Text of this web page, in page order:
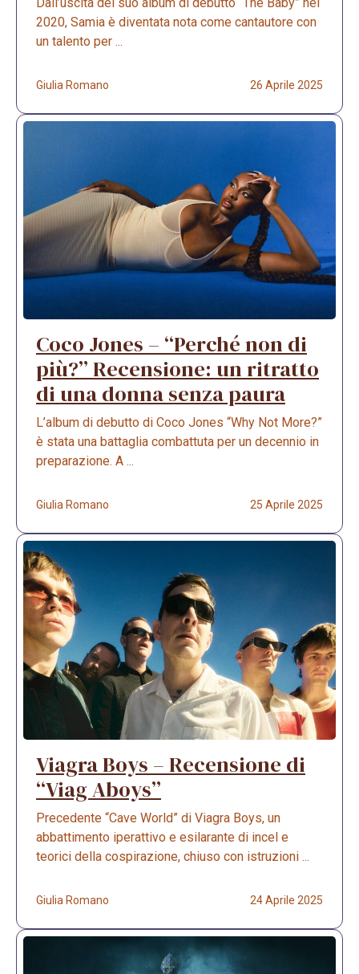
2020, Samia è diventata nota come cantautore con
un talento per ...
Giulia Romano 26 Aprile 2025
Coco Jones – “Perché non di
più?” Recensione: un ritratto
di una donna senza paura
L’album di debutto di Coco Jones “Why Not More?”
è stata una battaglia combattuta per un decennio in
preparazione. A ...
Giulia Romano 25 Aprile 2025
Viagra Boys – Recensione di
“Viag Aboys”
Precedente “Cave World” di Viagra Boys, un
abbattimento iperattivo e esilarante di incel e
teorici della cospirazione, chiuso con istruzioni ...
Giulia Romano 24 Aprile 2025